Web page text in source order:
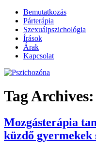
Bemutatkozás
Párterápia
Szexuálpszichológia
Írások
Árak
Kapcsolat
Pszichozóna
párterapeuta
Tag Archives:
Mozgásterápia
küzdő gyermekek